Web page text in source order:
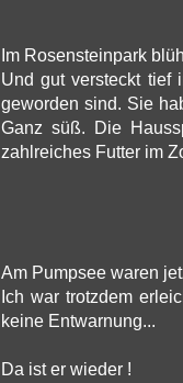
Im Rosensteinpark
Und gut versteckt tief
geworden sind. Sie
Ganz süß. Die
zahlreiches Futter im
Am Pumpsee waren
Ich war trotzdem
keine Entwarnung...
Da ist er wieder !